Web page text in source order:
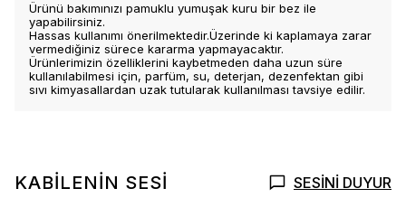
Ürünü bakımınızı pamuklu yumuşak kuru bir bez ile
yapabilirsiniz.
Hassas kullanımı önerilmektedir.Üzerinde ki kaplamaya zarar
vermediğiniz sürece kararma yapmayacaktır.
Ürünlerimizin özelliklerini kaybetmeden daha uzun süre
kullanılabilmesi için, parfüm, su, deterjan, dezenfektan gibi
sıvı kimyasallardan uzak tutularak kullanılması tavsiye edilir.
KABİLENİN SESİ SESİNİ DUYUR